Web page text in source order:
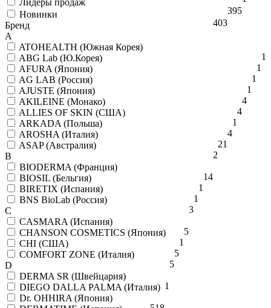
Лидеры продаж
395
Новинки
403
Бренд
A
ATOHEALTH (Южная Корея)
1
ABG Lab (Ю.Корея)
1
AFURA (Япония)
1
AG LAB (Россия)
1
AJUSTE (Япония)
4
AKILEINE (Монако)
4
ALLIES OF SKIN (США)
1
ARKADA (Польша)
4
AROSHA (Италия)
21
ASAP (Австралия)
2
B
BIODERMA (Франция)
14
BIOSIL (Бельгия)
1
BIRETIX (Испания)
1
BNS BioLab (Россия)
3
C
CASMARA (Испания)
5
CHANSON COSMETICS (Япония)
1
CHI (США)
5
COMFORT ZONE (Италия)
5
D
DERMA SR (Швейцария)
1
DIEGO DALLA PALMA (Италия)
Dr. OHHIRA (Япония)